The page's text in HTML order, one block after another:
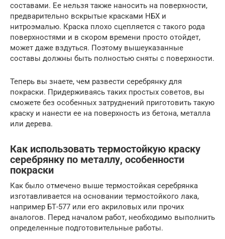
составами. Ее нельзя также наносить на поверхности,
предварительно вскрытые красками НБХ и
нитроэмалью. Краска плохо сцепляется с такого рода
поверхностями и в скором времени просто отойдет,
может даже вздуться. Поэтому вышеуказанные
составы должны быть полностью сняты с поверхности.
Теперь вы знаете, чем развести серебрянку для
покраски. Придерживаясь таких простых советов, вы
сможете без особенных затруднений приготовить такую
краску и нанести ее на поверхность из бетона, металла
или дерева.
Как использовать термостойкую краску
серебрянку по металлу, особенности
покраски
Как было отмечено выше термостойкая серебрянка
изготавливается на основании термостойкого лака,
например БТ-577 или его акриловых или прочих
аналогов. Перед началом работ, необходимо выполнить
определенные подготовительные работы.